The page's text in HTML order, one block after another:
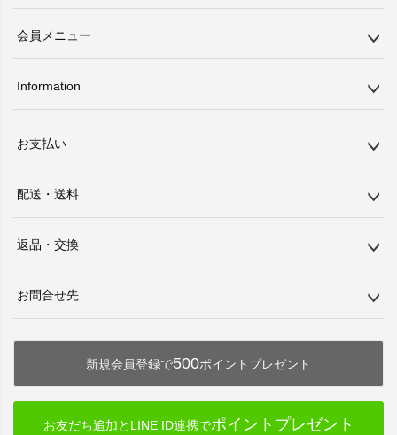
会員メニュー
Information
お支払い
配送・送料
返品・交換
お問合せ先
新規会員登録で500ポイントプレゼント
お友だち追加とLINE ID連携でポイントプレゼント